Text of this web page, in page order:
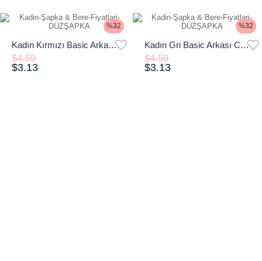
Kadın Kırmızı Basic Arkası Cırtlı Ayarlanabilir Beyzbol Şapka
$3.13
$4.59
%32
Kadın Gri Basic Arkası Cırtlı Ayarlanabilir Beyzbol Şapka
$3.13
$4.59
%32